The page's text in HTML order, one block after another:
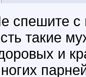
спешите с
такие
и